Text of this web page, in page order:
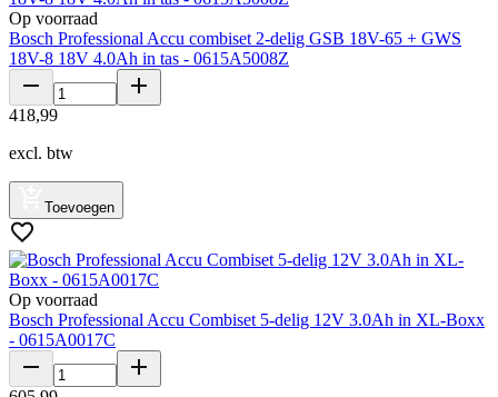
Op voorraad
Bosch Professional Accu combiset 2-delig GSB 18V-65 + GWS
18V-8 18V 4.0Ah in tas - 0615A5008Z
418,99
excl. btw
Toevoegen
Op voorraad
Bosch Professional Accu Combiset 5-delig 12V 3.0Ah in XL-Boxx
- 0615A0017C